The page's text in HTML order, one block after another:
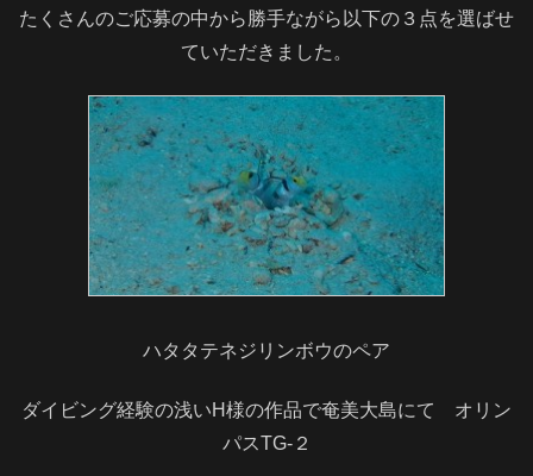
たくさんのご応募の中から勝手ながら以下の３点を選ばせ
ていただきました。
ハタタテネジリンボウのペア
ダイビング経験の浅いH様の作品で奄美大島にて オリン
パスTG‐２